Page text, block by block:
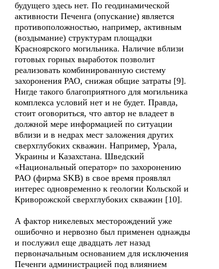
будущего здесь нет. По геодинамической
активности Печенга (опускание) является
противоположностью, например, активным
(воздымание) структурам площадки
Красноярского могильника. Наличие вблизи
готовых горных выработок позволит
реализовать комбинированную систему
захоронения РАО, снижая общие затраты [9].
Нигде такого благоприятного для могильника
комплекса условий нет и не будет. Правда,
стоит оговориться, что автор не владеет в
должной мере информацией по ситуации
вблизи и в недрах мест заложения других
сверхглубоких скважин. Например, Урала,
Украины и Казахстана. Шведский
«Национальный оператор» по захоронению
РАО (фирма SKB) в свое время проявлял
интерес одновременно к геологии Кольской и
Криворожской сверхглубоких скважин [10].
А фактор никелевых месторождений уже
ошибочно и нервозно был применен однажды
и послужил еще двадцать лет назад
первоначальным основанием для исключения
Печенги администрацией под влиянием